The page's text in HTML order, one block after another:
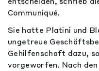
Communiqué.
Sie hatte Platini und
ungetreue
Gehilfenschaft dazu,
vorgeworfen. Nach